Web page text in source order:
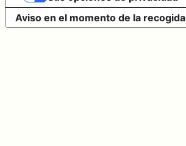
Aviso en el momento de la recogida